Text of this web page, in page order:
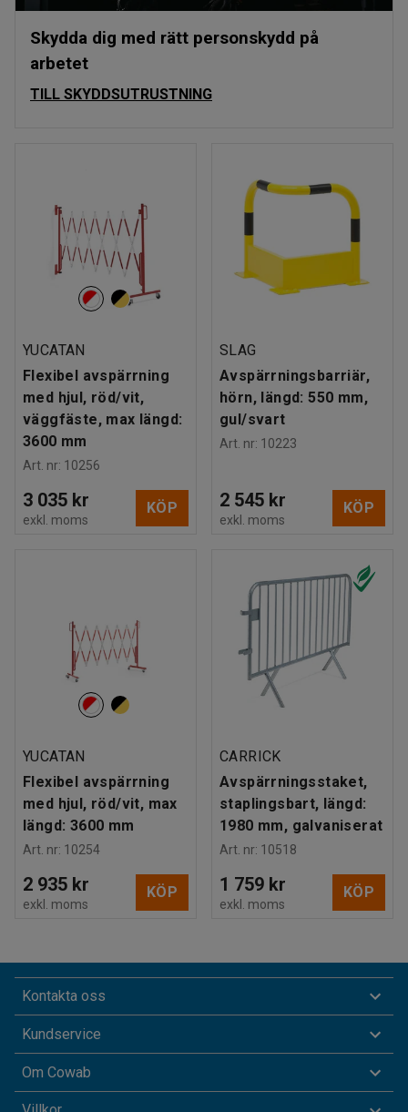
Skydda dig med rätt personskydd på
arbetet
TILL SKYDDSUTRUSTNING
YUCATAN
Flexibel avspärrning
med hjul, röd/vit,
väggfäste, max längd:
3600 mm
Art. nr: 10256
3 035 kr
exkl. moms
KÖP
SLAG
Avspärrningsbarriär,
hörn, längd: 550 mm,
gul/svart
Art. nr: 10223
2 545 kr
exkl. moms
KÖP
YUCATAN
Flexibel avspärrning
med hjul, röd/vit, max
längd: 3600 mm
Art. nr: 10254
2 935 kr
exkl. moms
KÖP
CARRICK
Avspärrningsstaket,
staplingsbart, längd:
1980 mm, galvaniserat
Art. nr: 10518
1 759 kr
exkl. moms
KÖP
Kontakta oss
Kundservice
Om Cowab